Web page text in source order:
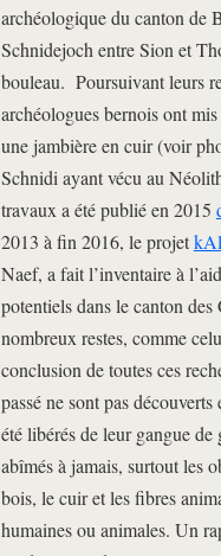
archéologique du canton de
Schnidejoch entre Sion et
bouleau. Poursuivant leurs
archéologues bernois ont
une jambière en cuir (voir
Schnidi ayant vécu au
travaux a été publié en 2015
2013 à fin 2016, le projet
Naef, a fait l’inventaire à
potentiels dans le canton
nombreux restes, comme
conclusion de toutes ces
passé ne sont pas
été libérés de leur gangue
abîmés à jamais, surtout les
bois, le cuir et les fibres
humaines ou animales. Un